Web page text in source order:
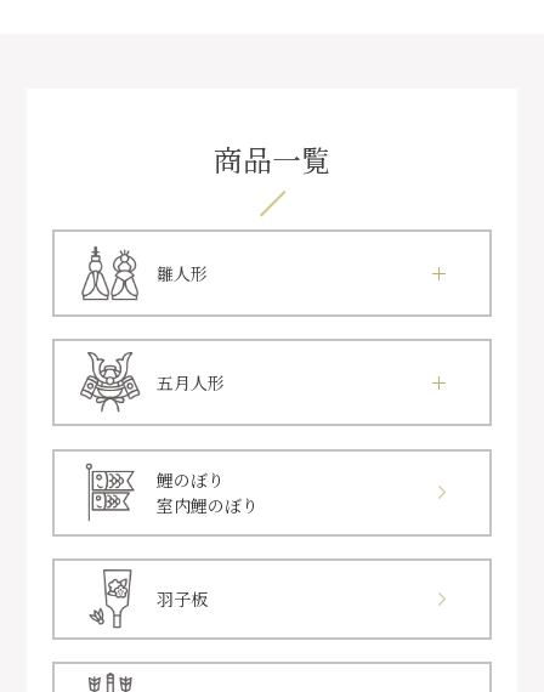
商品一覧
雛人形
五月人形
鯉のぼり
室内鯉のぼり
羽子板